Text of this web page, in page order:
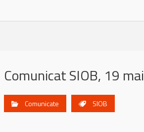
Comunicat SIOB, 19
Comunicate SIOB